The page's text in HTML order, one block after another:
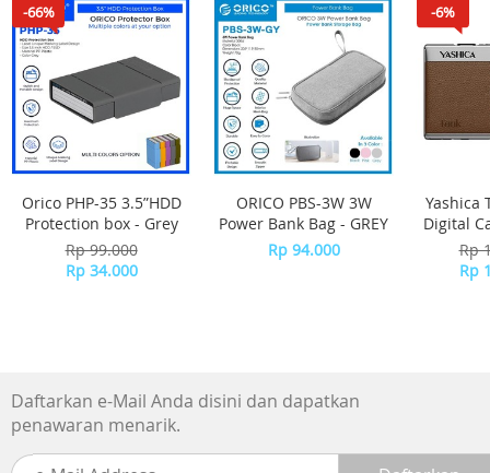
-66%
Orico PHP-35 3.5”HDD
Protection box - Grey
Rp 99.000
Rp 34.000
ORICO PBS-3W 3W
Power Bank Bag - GREY
Rp 94.000
-6%
Yashica
Digital
-
Rp
Rp
Daftarkan e-Mail Anda disini dan dapatkan
penawaran menarik.